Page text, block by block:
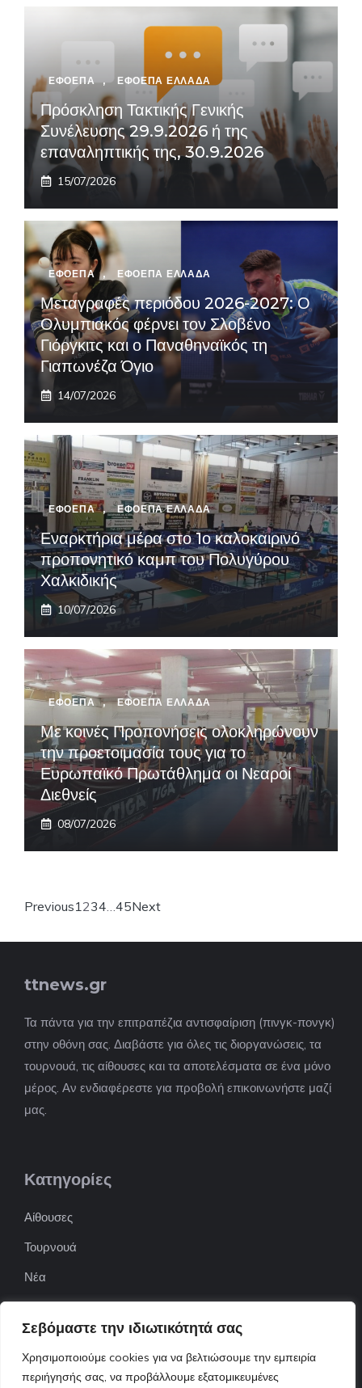
Σεβόμαστε την ιδιωτικότητά σας
Χρησιμοποιούμε cookies για να βελτιώσουμε την εμπειρία
περιήγησής σας, να προβάλλουμε εξατομικευμένες
ΕΦΟΕΠΑ , ΕΦΟΕΠΑ ΕΛΛΑΔΑ
Πρόσκληση Τακτικής Γενικής
Συνέλευσης 29.9.2026 ή της
επαναληπτικής της, 30.9.2026
15/07/2026
ΕΦΟΕΠΑ , ΕΦΟΕΠΑ ΕΛΛΑΔΑ
Μεταγραφές περιόδου 2026-2027: Ο
Ολυμπιακός φέρνει τον Σλοβένο
Γιόργκιτς και ο Παναθηναϊκός τη
Γιαπωνέζα Όγιο
14/07/2026
ΕΦΟΕΠΑ , ΕΦΟΕΠΑ ΕΛΛΑΔΑ
Εναρκτήρια μέρα στο 1ο καλοκαιρινό
προπονητικό καμπ του Πολυγύρου
Χαλκιδικής
10/07/2026
ΕΦΟΕΠΑ , ΕΦΟΕΠΑ ΕΛΛΑΔΑ
Με κοινές Προπονήσεις ολοκληρώνουν
την προετοιμασία τους για το
Ευρωπαϊκό Πρωτάθλημα οι Νεαροί
Διεθνείς
08/07/2026
Previous1 234 45Next
ttnews.gr
Τα πάντα για την επιτραπέζια αντισφαίριση (πινγκ-πονγκ)
στην οθόνη σας. Διαβάστε για όλες τις διοργανώσεις, τα
τουρνουά, τις αίθουσες και τα αποτελέσματα σε ένα μόνο
μέρος. Αν ενδιαφέρεστε για προβολή επικοινωνήστε μαζί
μας.
Κατηγορίες
Αίθουσες
Τουρνουά
Νέα
Επιχειρήσεις
ΠΟΦΕΠΑ
ΕΦΟΕΠΑ